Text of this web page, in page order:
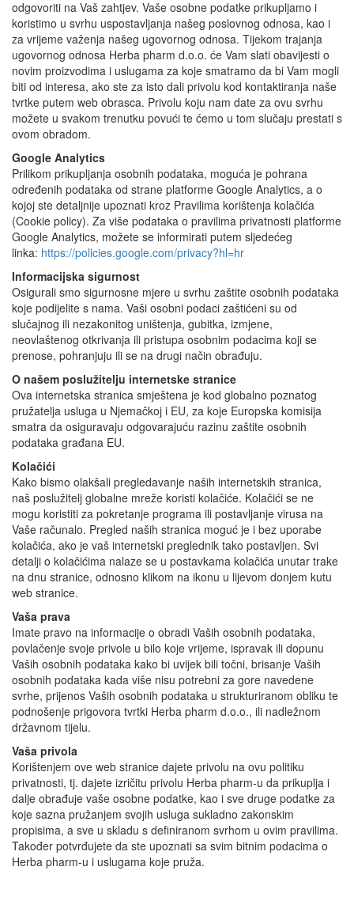
odgovoriti na Vaš zahtjev. Vaše osobne podatke prikupljamo i
koristimo u svrhu uspostavljanja našeg poslovnog odnosa, kao i
za vrijeme važenja našeg ugovornog odnosa. Tijekom trajanja
ugovornog odnosa Herba pharm d.o.o. će Vam slati obavijesti o
novim proizvodima i uslugama za koje smatramo da bi Vam mogli
biti od interesa, ako ste za isto dali privolu kod kontaktiranja naše
tvrtke putem web obrasca. Privolu koju nam date za ovu svrhu
možete u svakom trenutku povući te ćemo u tom slučaju prestati s
ovom obradom.
Google Analytics
Prilikom prikupljanja osobnih podataka, moguća je pohrana
određenih podataka od strane platforme Google Analytics, a o
kojoj ste detaljnije upoznati kroz Pravilima korištenja kolačića
(Cookie policy). Za više podataka o pravilima privatnosti platforme
Google Analytics, možete se informirati putem sljedećeg
linka: https://policies.google.com/privacy?hl=hr
Informacijska sigurnost
Osigurali smo sigurnosne mjere u svrhu zaštite osobnih podataka
koje podijelite s nama. Vaši osobni podaci zaštićeni su od
slučajnog ili nezakonitog uništenja, gubitka, izmjene,
neovlaštenog otkrivanja ili pristupa osobnim podacima koji se
prenose, pohranjuju ili se na drugi način obrađuju.
O našem poslužitelju internetske stranice
Ova internetska stranica smještena je kod globalno poznatog
pružatelja usluga u Njemačkoj i EU, za koje Europska komisija
smatra da osiguravaju odgovarajuću razinu zaštite osobnih
podataka građana EU.
Kolačići
Kako bismo olakšali pregledavanje naših internetskih stranica,
naš poslužitelj globalne mreže koristi kolačiće. Kolačići se ne
mogu koristiti za pokretanje programa ili postavljanje virusa na
Vaše računalo. Pregled naših stranica moguć je i bez uporabe
kolačića, ako je vaš internetski preglednik tako postavljen. Svi
detalji o kolačićima nalaze se u postavkama kolačića unutar trake
na dnu stranice, odnosno klikom na ikonu u lijevom donjem kutu
web stranice.
Vaša prava
Imate pravo na informacije o obradi Vaših osobnih podataka,
povlačenje svoje privole u bilo koje vrijeme, ispravak ili dopunu
Vaših osobnih podataka kako bi uvijek bili točni, brisanje Vaših
osobnih podataka kada više nisu potrebni za gore navedene
svrhe, prijenos Vaših osobnih podataka u strukturiranom obliku te
podnošenje prigovora tvrtki Herba pharm d.o.o., ili nadležnom
državnom tijelu.
Vaša privola
Korištenjem ove web stranice dajete privolu na ovu politiku
privatnosti, tj. dajete izričitu privolu Herba pharm-u da prikuplja i
dalje obrađuje vaše osobne podatke, kao i sve druge podatke za
koje sazna pružanjem svojih usluga sukladno zakonskim
propisima, a sve u skladu s definiranom svrhom u ovim pravilima.
Također potvrđujete da ste upoznati sa svim bitnim podacima o
Herba pharm-u i uslugama koje pruža.